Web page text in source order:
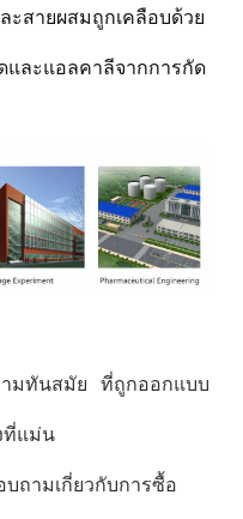
ะสายผสมถูกเคลือบด้วย
และแอลคาลีจากการกัด
ามทันสมัย ที่ถูกออกแบบ
ที่แม่น
บถามเกี่ยวกับการซื้อ